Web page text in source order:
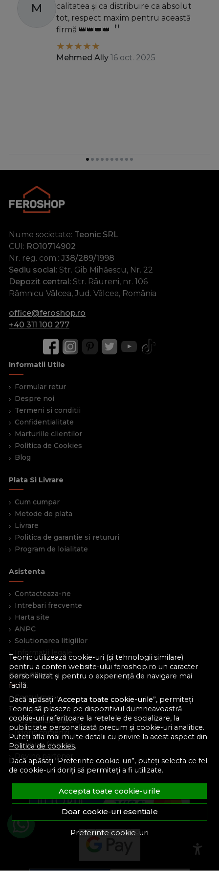
Teonic utilizează cookie-uri (și tehnologii similare)
pentru a conferi website-ului feroshop.ro un caracter
personalizat și pentru o experiență de navigare mai
facilă.
Dacă apăsați “Accepta toate cookie-urile”, permiteți
Teonic să plaseze pe dispozitivul dumneavoastră
cookie-uri referitoare la rețelele de socializare, la
publicitate personalizată precum și cookie-uri analitice.
Puteți afla mai multe detalii cu privire la acest aspect din
Politica de cookies.
Dacă apăsați “Preferinte cookie-uri”, puteți selecta ce fel
de cookie-uri doriți să permiteți a fi utilizate.
Accepta toate cookie-urile
Doar cookie-uri esentiale
Preferinte cookie-uri
M
calitatea și ca distribuire ca absolut
tot, respect maxim pentru această
firmă 👑👑👑👑
Mehmed Ally 16 oct. 2025
Nume societate: Teonic SRL
CUI: RO10714902
Nr. reg. com.: J38/289/1998
Sediu social: Str. Gib Mihăescu, Nr. 22
Depozit central: Str. Râureni, nr. 106
Râmnicu Vâlcea, Jud. Vâlcea, România
office@feroshop.ro
+40 311 100 277
Informatii Utile
Formular retur
Despre noi
Termeni si conditii
Confidentialitate
Marturiile clientilor
Politica de Cookies
Blog
Plata Si Livrare
Cum cumpar
Metode de plata
Livrare
Politica de garantie si retururi
Program de loialitate
Asistenta
Contacteaza-ne
Intrebari frecvente
Harta site
ANPC
Solutionarea litigiilor
Informatii legale
Cont Client
Contul meu
Inregistrare
Recuperare parola
Istoric comenzi
Produse favorite
Devino partener